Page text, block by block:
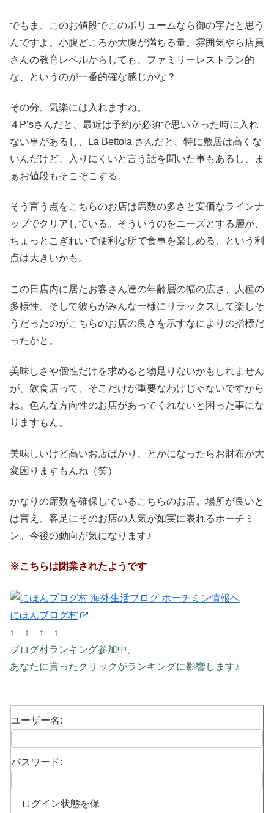
でもま、このお値段でこのボリュームなら御の字だと思う
んですよ。小腹どころか大腹が満ちる量。雰囲気やら店員
さんの教育レベルからしても、ファミリーレストラン的
な、というのが一番的確な感じかな？
その分、気楽には入れますね。
４P’sさんだと、最近は予約が必須で思い立った時に入れ
ない事があるし、La Bettola さんだと、特に敷居は高くな
いんだけど、入りにくいと言う話を聞いた事もあるし、ま
ぁお値段もそこそこする。
そう言う点をこちらのお店は席数の多さと安価なラインナ
ップでクリアしている。そういうのをニーズとする層が、
ちょっとこぎれいで便利な所で食事を楽しめる、という利
点は大きいかも。
この日店内に居たお客さん達の年齢層の幅の広さ、人種の
多様性、そして彼らがみんな一様にリラックスして楽しそ
うだったのがこちらのお店の良さを示すなによりの指標だ
ったかと。
美味しさや個性だけを求めると物足りないかもしれません
が、飲食店って、そこだけが重要なわけじゃないですから
ね。色んな方向性のお店があってくれないと困った事にな
りますもん。
美味しいけど高いお店ばかり、とかになったらお財布が大
変困りますもんね（笑）
かなりの席数を確保しているこちらのお店。場所が良いと
は言え、客足にそのお店の人気が如実に表れるホーチミ
ン。今後の動向が気になります♪
※こちらは閉業されたようです
にほんブログ村
↑ ↑ ↑ ↑
ブログ村ランキング参加中。
あなたに貰ったクリックがランキングに影響します♪
ユーザー名:
パスワード:
ログイン状態を保